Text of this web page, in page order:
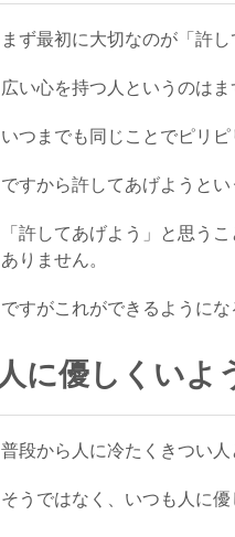
まず最初に大切なのが「許し
広い心を持つ人というのは
いつまでも同じことでピリ
ですから許してあげようと
「許してあげよう」と思う
ありません。
ですがこれができるように
人に優しくいよ
普段から人に冷たくきつい人
そうではなく、いつも人に